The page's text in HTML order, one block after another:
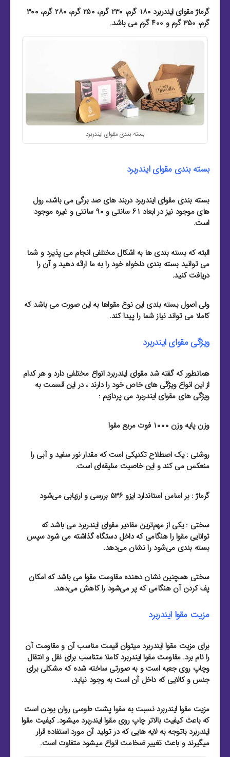
گرماژ مقوای ایندربرد ۱۸۰ گرم، ۲۳۰ گرم، ۲۵۰ گرم، ۲۸۰ گرم، ۳۰۰
گرم، ۳۵۰ گرم و ۴۰۰ گرم می باشد.
بسته بندی مقوای ایندربرد
بسته بندی مقوای ایندربرد
بسته بندی مقوای ایندربرد دربند های صد برگی می باشد، رول
های موجود نیز در ابعاد ۶۱ سانتی و ۹۰ سانتی و غیره موجود
است.
البته که بسته بندی ها به اشکال مختلفی انجام می پذیرد و شما
می توانید بسته بندی دلخواه خود را به ما ارائه دهید و آن را
دریافت کنید.
ولی اصول بسته بندی این نوع مقواها به این صورت می باشد که
کاملا می تواند نیاز شما را پیدا کند.
ویژگی مقوای ایندربرد
همانطور که گفته شد مقوای ایندربرد انواع مختلفی دارد و هر کدام
از این انواع ویژگی های خاص خود را دارند ، در این قسمت به
ویژگی های مقوای ایندربرد می پردازیم :
وزن پایه وزن ۱۰۰۰ فوت مربع مقوا
روشنی : یک اصطلاح تکنیکی است که مقدار نور سفید و آبی را
منعکس می کند و این خاصیت سلیقه‌ای است.
گرماژ : بر اساس استاندارد ایزو ۵۳۶ بررسی و ارزیابی می‌شود
سختی : یکی از مهم‌ترین مقادیر مقوای ایندربرد می باشد که
توانایی مقوا را هنگامی که داخل دستگاه گذاشته می شود سپس
بسته بندی می‌شود را نشان می‌دهد.
سختی همچنین نشان دهنده مقاومت مقوا می باشد که امکان
پف کردن آن هنگامی که پر می‌شود را کاهش می‌دهد.
مزیت مقوا ایندربرد
برای مزیت مقوا ایندربرد میتوان قیمت مناسب آن و مقاومت آن
را نام برد. مقاومت مقوا ایندربرد کاملا متناسب برای نقل و انتقال
وچاپ روی جعبه است و به صورتی ساخته شده که مشکلی برای
جنس و کالایی که داخل آن است به وجود نیاید.
مزیت مقوا ایندربرد نسبت به مقوا پشت طوسی روان بودن است
که باعث کیفیت بالاتر چاپ روی مقوا ایندربرد میشود. کیفیت مقوا
ایندربرد باتوجه به لایه هایی که در تولید آن مورد استفاده قرار
میگیرند و باعث تغییر ضخامت انواع میشود متفاوت است.